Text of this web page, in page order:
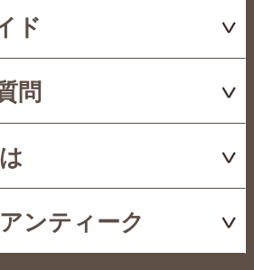
ド
問
ンティーク